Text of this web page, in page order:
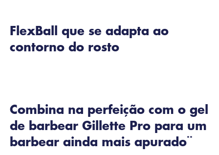
FlexBall que se adapta ao
contorno do rosto
Combina na perfeição com o gel
de barbear Gillette Pro para um
barbear ainda mais apurado**